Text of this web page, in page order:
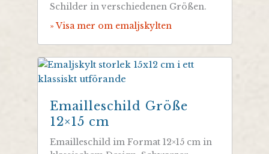
Schilder in verschiedenen Größen.
» Visa mer om emaljskylten
Emailleschild Größe
12×15 cm
Emailleschild im Format 12×15 cm in